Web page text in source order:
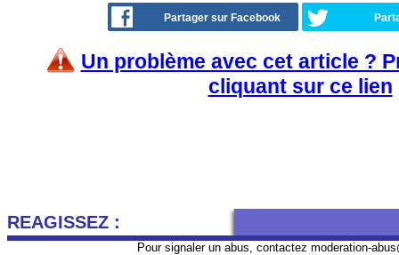
Partager sur Facebook
Un problème avec cet article ?
cliquant sur ce lien
REAGISSEZ :
Pour signaler un abus, contactez moderation-